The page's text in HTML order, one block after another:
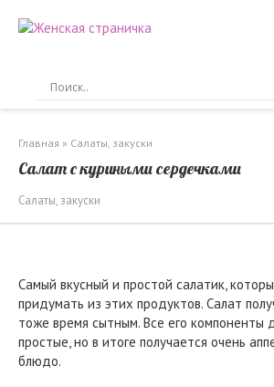
Главная » Салаты, закуски
Салат с куриными сердечками
Салаты, закуски
Самый вкусный и простой салатик,
придумать из этих продуктов. Салат
тоже время сытным. Все его компоненты
простые, но в итоге получается очень
блюдо.